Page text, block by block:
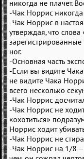
никогда не плачет.
-Чак Норрис никогда
-Чак Норрис в
утверждая, что
ног.
-Основная часть
-Если вы видите
не видите Чака
всего несколько
-Чак Норрис
-Чак Норрис не
«охотиться»
Норрис ходит
-Чак Норрис не
-Чак Норрис на 1/8 —